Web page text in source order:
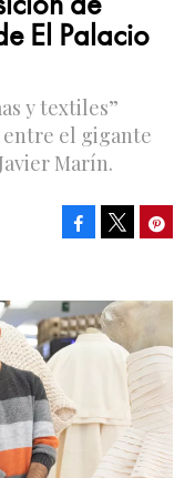
El Palacio
y textiles”
el gigante
Marín.
Facebook